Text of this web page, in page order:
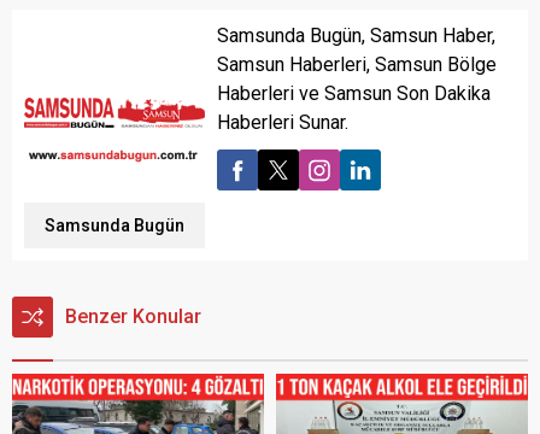
Samsunda Bugün
Samsunda Bugün, Samsun Haber,
Samsun Haberleri, Samsun Bölge
Haberleri ve Samsun Son Dakika
Haberleri Sunar.
Benzer Konular